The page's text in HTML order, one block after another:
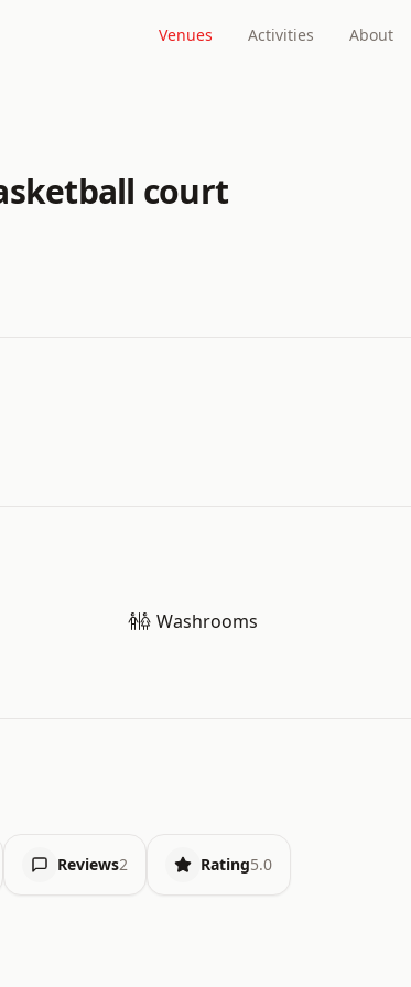
Venues Activities About
court
Washrooms
Reviews2 Rating5.0